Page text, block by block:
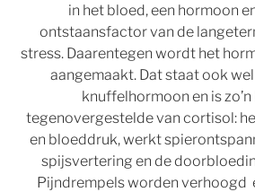
in het bloed, een hormoon
ontstaansfactor van de
stress. Daarentegen wordt het
aangemaakt. Dat staat ook
knuffelhormoon en is
tegenovergestelde van cortisol:
en bloeddruk, werkt
spijsvertering en de
Pijndrempels worden verhoogd